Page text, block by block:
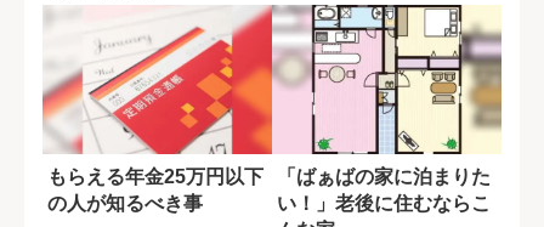
もらえる年金25万円以下
の人が知るべき事
「ばぁばの家に泊まりた
い！」老後に住むならこ